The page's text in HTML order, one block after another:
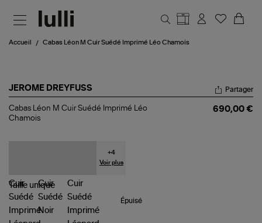
Accueil Cabas Léon M Cuir Suédé Imprimé Léo Chamois
JEROME DREYFUSS
Cabas
Léon
Partager
Cabas Léon M Cuir Suédé Imprimé Léo
Chamois
690,00 €
+4
Voir plus
Taille unique
Épuisé